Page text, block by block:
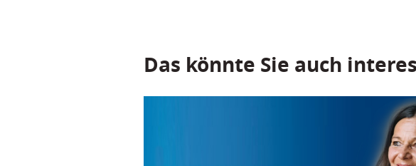
Das könnte Sie auch